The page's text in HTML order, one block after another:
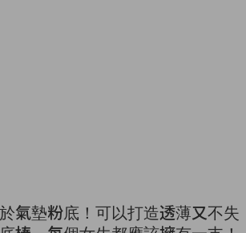
氣墊粉底！可以打造透薄又不失